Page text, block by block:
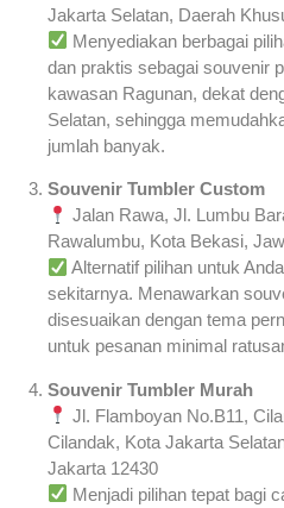
Jakarta Selatan, Daerah
Menyediakan berbagai
dan praktis sebagai souvenir
kawasan Ragunan, dekat
Selatan, sehingga
jumlah banyak.
Souvenir Tumbler Custom
Jalan Rawa, Jl. Lumbu
Rawalumbu, Kota Bekasi,
Alternatif pilihan untuk
sekitarnya. Menawarkan
disesuaikan dengan tema
untuk pesanan minimal
Souvenir Tumbler Murah
Jl. Flamboyan No.B11,
Cilandak, Kota Jakarta
Jakarta 12430
Menjadi pilihan tepat bagi